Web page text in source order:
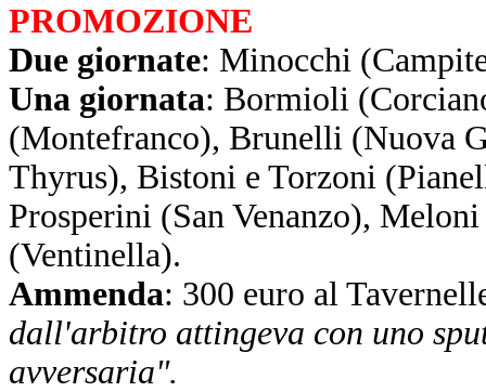
PROMOZIONE
Due giornate: Minocchi
Una giornata: Bormioli
(Montefranco), Brunelli (Nuova
Thyrus), Bistoni e Torzoni
Prosperini (San Venanzo),
(Ventinella).
Ammenda: 300 euro al
dall'arbitro attingeva con uno
avversaria".